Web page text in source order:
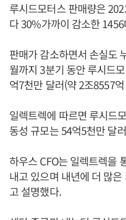
루시드모터스 판매량은
다 30%가까이 감소한
판매가 감소하면서 손실도
월까지 3분기 동안 루시드
억7천만 달러(약 2조8557
일렉트렉에 따르면 루시드
동성 규모는 54억5천만 달
하우스 CFO는 일렉트렉을
내고 있으며 내년에 더 많
고 설명했다.